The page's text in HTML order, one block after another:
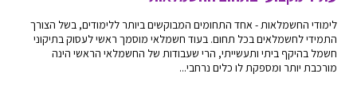
לימודי החשמלאות - אחד התחומים המבוקשים ביותר ללימודים, בשל הצורך
התמידי לחשמלאים בכל תחום. בעוד חשמלאי מוסמך ראשי לעסוק בתיקוני
חשמל בהיקף ביתי ותעשייתי, הרי שעבודות של החשמלאי הראשי הינה
מורכבת יותר ומספקת לו כלים נרחבי...